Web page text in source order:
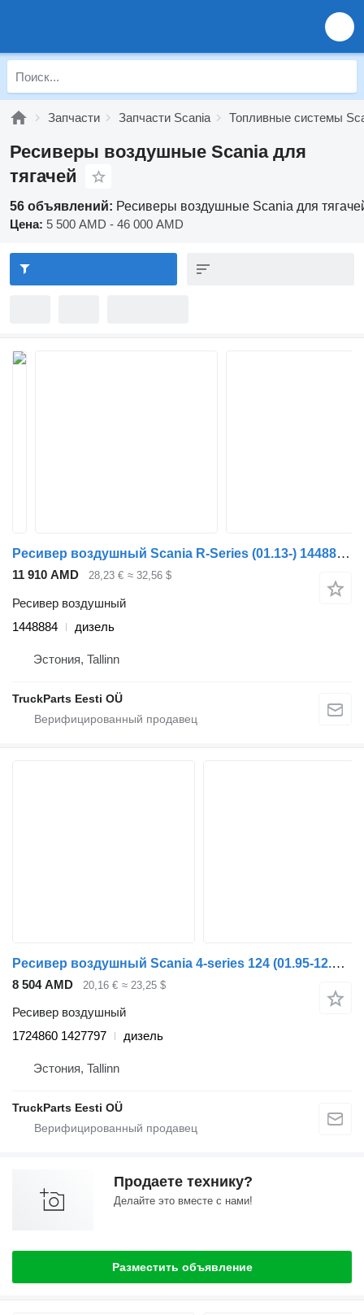
Запчасти Запчасти Scania Топливные системы
Ресиверы воздушные Scania для
тягачей
56 объявлений: Ресиверы воздушные Scania для
Цена: 5 500 AMD - 46 000 AMD
Ресивер воздушный Scania R-Series (01.13-) 1448884 для тягача Scania P,G,R,T-series (2004-2017)
11 910 AMD 28,23 € ≈ 32,56 $
Ресивер воздушный
1448884
дизель
Эстония, Tallinn
TruckParts Eesti OÜ
Ресивер воздушный Scania 4-series 124 (01.95-12.04) 1724860 1427797 для тягача Scania 4-series (1995-2006)
8 504 AMD 20,16 € ≈ 23,25 $
Ресивер воздушный
1724860 1427797
дизель
Эстония, Tallinn
TruckParts Eesti OÜ
Продаете технику?
Делайте это вместе с нами!
Разместить объявление